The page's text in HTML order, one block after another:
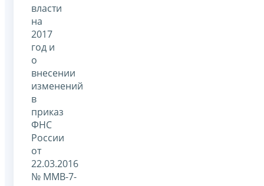
власти
на
2017
год и
о
внесении
изменений
в
приказ
ФНС
России
от
22.03.2016
№ ММВ-7-